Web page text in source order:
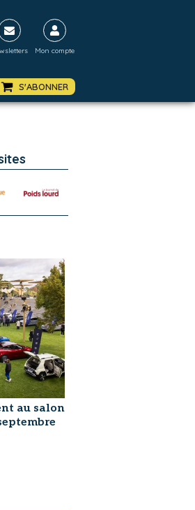
Mon compte
S'ABONNER
au salon